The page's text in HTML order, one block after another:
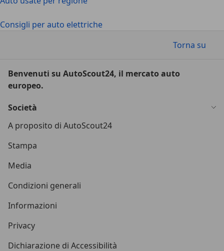
Consigli per auto elettriche
Torna su
Benvenuti su AutoScout24, il mercato auto
europeo.
Società
A proposito di AutoScout24
Stampa
Media
Condizioni generali
Informazioni
Privacy
Dichiarazione di Accessibilità